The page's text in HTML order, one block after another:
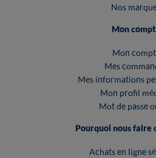
Nos
Mon
Mon
Mes
Mes informations
Mon profil
Mot de passe
Pourquoi nous faire
Achats en ligne